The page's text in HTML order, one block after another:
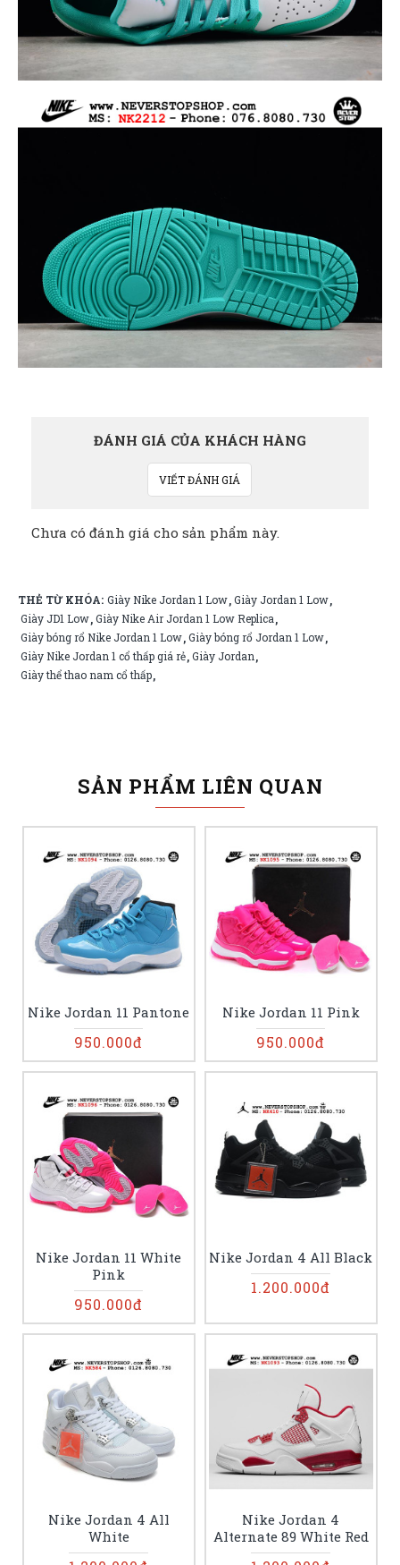
ĐÁNH GIÁ CỦA KHÁCH HÀNG
VIẾT ĐÁNH GIÁ
Chưa có đánh giá cho sản phẩm này.
THẺ TỪ KHÓA: Giày Nike Jordan 1 Low,Giày Jordan 1 Low,
Giày JD1 Low,Giày Nike Air Jordan 1 Low Replica,
Giày bóng rổ Nike Jordan 1 Low,Giày bóng rổ Jordan 1 Low,
Giày Nike Jordan 1 cổ thấp giá rẻ,Giày Jordan,
Giày thể thao nam cổ thấp,
SẢN PHẨM LIÊN QUAN
Nike Jordan 11 Pantone
950.000đ
Nike Jordan 11 Pink
950.000đ
Nike Jordan 11 White
Pink
950.000đ
Nike Jordan 4 All Black
1.200.000đ
Nike Jordan 4 All
White
Nike Jordan 4
Alternate 89 White Red